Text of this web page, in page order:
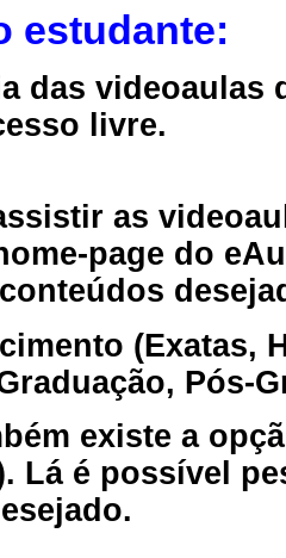
estudante:
das videoaulas
livre.
as
page do
(Exatas,
Pós-
existe a
Lá é possível